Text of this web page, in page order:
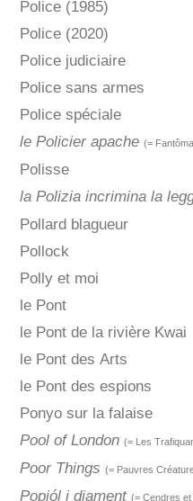
Police (1985)
Police (2020)
Police judiciaire
Police sans armes
Police spéciale
le Policier apache (=
Polisse
la Polizia incrimina la
Pollard blagueur
Pollock
Polly et moi
le Pont
le Pont de la rivière Kwai
le Pont des Arts
le Pont des espions
Ponyo sur la falaise
Pool of London (= Les
Poor Things (= Pauvres
Popiól i diament (= Cendres et